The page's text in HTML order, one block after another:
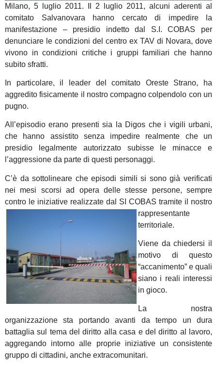
Milano, 5 luglio 2011. Il 2 luglio 2011, alcuni aderenti al
comitato Salvanovara hanno cercato di impedire la
manifestazione – presidio indetto dal S.I. COBAS per
denunciare le condizioni del centro ex TAV di Novara, dove
vivono in condizioni critiche i gruppi familiari che hanno
subito sfratti.
In particolare, il leader del comitato Oreste Strano, ha
aggredito fisicamente il nostro compagno colpendolo con un
pugno.
All’episodio erano presenti sia la Digos che i vigili urbani,
che hanno assistito senza impedire realmente che un
presidio legalmente autorizzato subisse le minacce e
l’aggressione da parte di questi personaggi.
C’è da sottolineare che episodi simili si sono già verificati
nei mesi scorsi ad opera delle stesse persone, sempre
contro le iniziative realizzate dal SI COBAS tramite il nostro
rappresentante
territoriale.
Viene da chiedersi il
motivo di questo
“accanimento” e quali
siano i reali interessi
in gioco.
La nostra
organizzazione sta portando avanti da tempo un dura
battaglia sul tema del diritto alla casa e del diritto al lavoro,
aggregando intorno alle proprie iniziative un consistente
gruppo di cittadini, anche extracomunitari.